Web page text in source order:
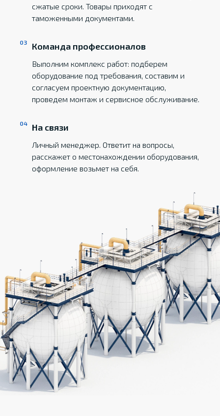
сжатые сроки. Товары приходят с
таможенными документами.
Команда профессионалов
Выполним комплекс работ: подберем
оборудование под требования, составим и
согласуем проектную документацию,
проведем монтаж и сервисное обслуживание.
На связи
Личный менеджер. Ответит на вопросы,
расскажет о местонахождении оборудования,
оформление возьмет на себя.